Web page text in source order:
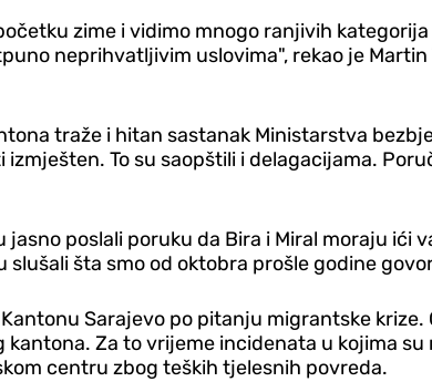
zime i vidimo mnogo ranjivih
neprihvatljivim uslovima", rekao je
traže i hitan sastanak Ministarstva
izmješten. To su saopštili i delagacijama.
jasno poslali poruku da Bira i Miral moraju ići
slušali šta smo od oktobra prošle godine
Sarajevo po pitanju migrantske
kantona. Za to vrijeme incidenata u kojima
centru zbog teških tjelesnih povreda.